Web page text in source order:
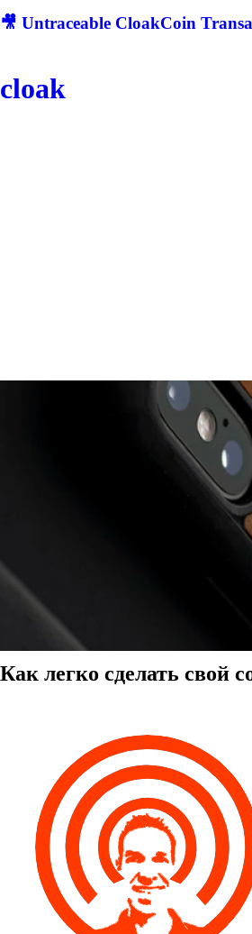
🎥 Untraceable CloakCoin
cloak
Как легко сделать свой